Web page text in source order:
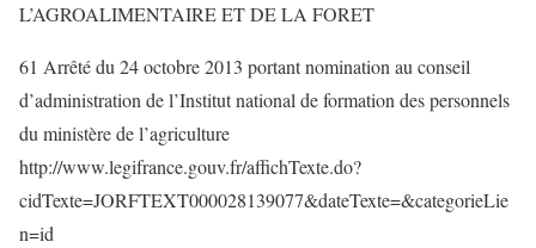
L’AGROALIMENTAIRE ET DE LA FORET
61 Arrêté du 24 octobre 2013 portant nomination au conseil
d’administration de l’Institut national de formation des personnels
du ministère de l’agriculture
http://www.legifrance.gouv.fr/affichTexte.do?
cidTexte=JORFTEXT000028139077&dateTexte=&categorieLie
n=id